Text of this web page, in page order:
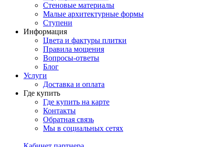
Стеновые материалы
Малые архитектурные формы
Ступени
Информация
Цвета и фактуры плитки
Правила мощения
Вопросы-ответы
Блог
Услуги
Доставка и оплата
Где купить
Где купить на карте
Контакты
Обратная связь
Мы в социальных сетях